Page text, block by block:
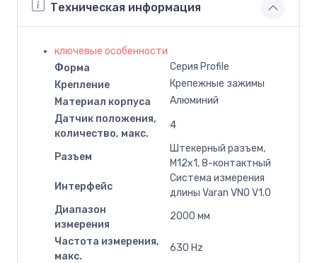
Техническая информация
ключевые особенности
Форма
Серия Profile
Крепление
Крепежные зажимы
Материал корпуса
Алюминий
Датчик положения,
количество, макс.
4
Разъем
Штекерный разъем,
M12x1, 8-контактный
Интерфейс
Система измерения
длины Varan VNO V1.0
Диапазон
измерения
2000 мм
Частота измерения,
макс.
630 Hz